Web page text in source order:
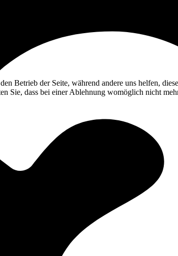
Betrieb der Seite, während andere uns helfen,
Sie, dass bei einer Ablehnung womöglich nicht